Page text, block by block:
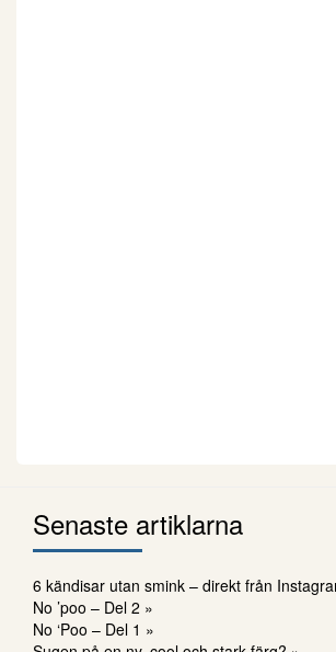
Senaste artiklarna
6 kändisar utan smink – direkt från
No ’poo – Del 2 »
No ‘Poo – Del 1 »